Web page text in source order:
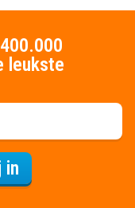
leukste
in